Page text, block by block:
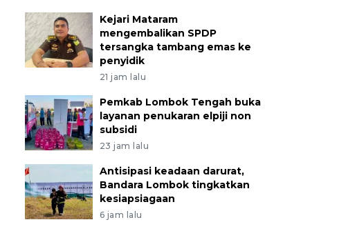
Kejari Mataram
mengembalikan SPDP
tersangka tambang emas ke
penyidik
21 jam lalu
Pemkab Lombok Tengah buka
layanan penukaran elpiji non
subsidi
23 jam lalu
Antisipasi keadaan darurat,
Bandara Lombok tingkatkan
kesiapsiagaan
6 jam lalu